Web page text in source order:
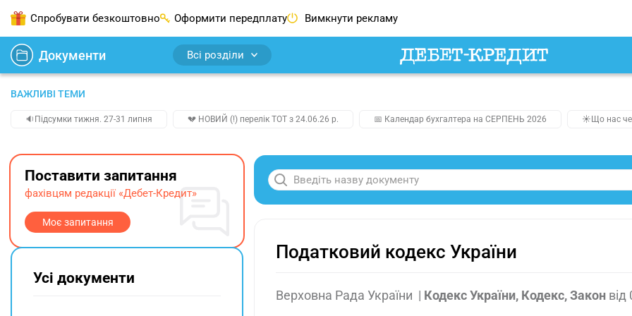
Спробувати безкоштовно Оформити передплату Вимкнути рекламу
Документи Всі розділи
ВАЖЛИВІ ТЕМИ
🔉Підсумки тижня. 27-31 липня 💔 НОВИЙ (!) перелік ТОТ з 24.06.26 р. 📅 Календар бухгалтера на СЕРПЕНЬ 2026 ☀️Що нас
Податковий кодекс України
Верховна Рада України | Кодекс України, Кодекс, Закон від
Поставити запитання
фахівцям редакції «Дебет-Кредит»
Моє запитання
Усі документи